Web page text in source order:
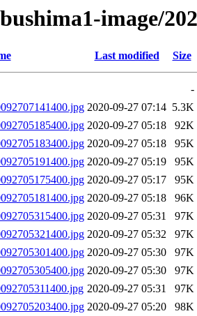
image/
Last modified Size
-
2020-09-27 07:14 5.3K
2020-09-27 05:18
92K
2020-09-27 05:18
95K
2020-09-27 05:19
95K
2020-09-27 05:17
95K
2020-09-27 05:18
96K
2020-09-27 05:31
97K
2020-09-27 05:32
97K
2020-09-27 05:30
97K
2020-09-27 05:30
97K
2020-09-27 05:31
97K
2020-09-27 05:20
98K